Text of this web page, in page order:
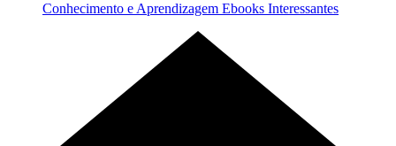
Conhecimento e Aprendizagem Ebooks Interessantes